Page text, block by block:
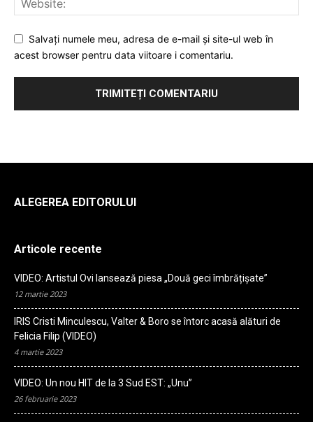
Salvați numele meu, adresa de e-mail și site-ul web în
acest browser pentru data viitoare i comentariu.
ALEGEREA EDITORULUI
Articole recente
VIDEO: Artistul Ovi lansează piesa „Două geci îmbrățișate”
12 martie 2023
IRIS Cristi Minculescu, Valter & Boro se întorc acasă alături de
Felicia Filip (VIDEO)
4 martie 2023
VIDEO: Un nou HIT de la 3 Sud EST: „Unu”
26 februarie 2023